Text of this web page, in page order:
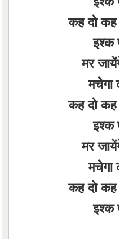
कह दो कह
इश्क
मर
मचेगा
कह दो कह
इश्क
मर
मचेगा
कह दो कह
इश्क